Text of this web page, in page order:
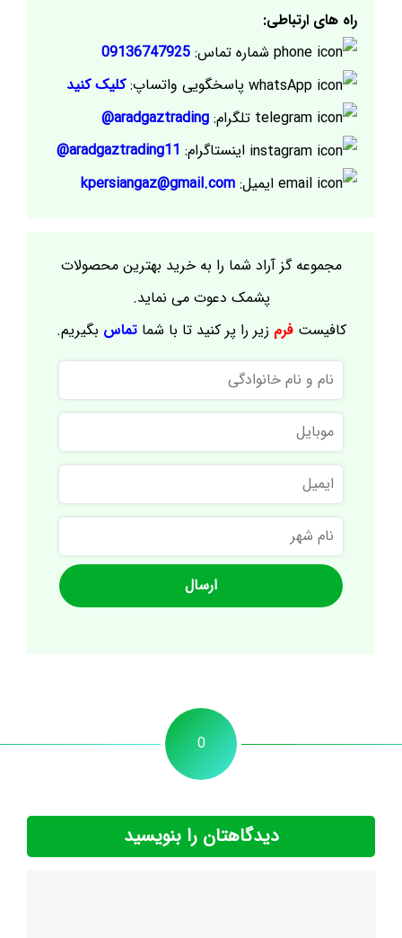
راه های ارتباطی:
شماره تماس: 09136747925
پاسخگویی واتساپ:کلیک کنید
تلگرام: aradgaztrading@
اینستاگرام: aradgaztrading11@
ایمیل: kpersiangaz@gmail.com
مجموعه گز آراد شما را به خرید بهترین محصولات
پشمک دعوت می نماید.
کافیستفرم زیر را پر کنید تا با شماتماس بگیریم.
نام
و
نام
خانوادگی
موبایل
ایمیل
نام
شهر
0
دیدگاهتان را بنویسید